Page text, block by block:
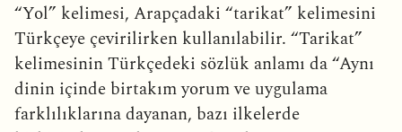
“Yol” kelimesi, Arapçadaki “tarikat” kelimesini
Türkçeye çevirilirken kullanılabilir. “Tarikat”
kelimesinin Türkçedeki sözlük anlamı da “Aynı
dinin içinde birtakım yorum ve uygulama
farklılıklarına dayanan, bazı ilkelerde